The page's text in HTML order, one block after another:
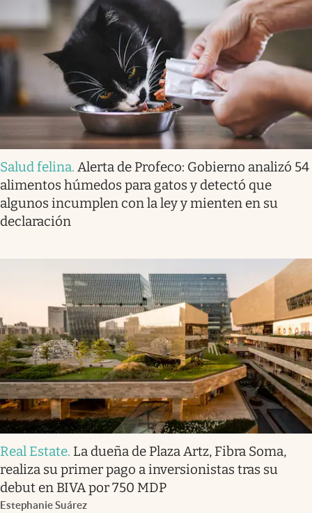
Salud felina. Alerta de Profeco: Gobierno analizó 54
alimentos húmedos para gatos y detectó que
algunos incumplen con la ley y mienten en su
declaración
Real Estate. La dueña de Plaza Artz, Fibra Soma,
realiza su primer pago a inversionistas tras su
debut en BIVA por 750 MDP
Estephanie Suárez